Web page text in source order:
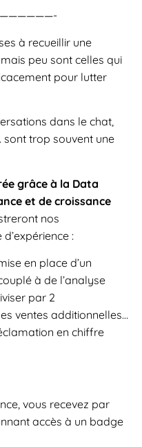
à recueillir une
peu sont celles qui
pour lutter
dans le chat,
trop souvent une
grâce à la Data
et de croissance
nos
:
en place d’un
à de l’analyse
par 2
ventes additionnelles…
en chiffre
vous recevez par
accès à un badge